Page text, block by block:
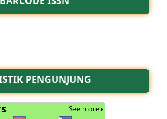
PENGUNJUNG